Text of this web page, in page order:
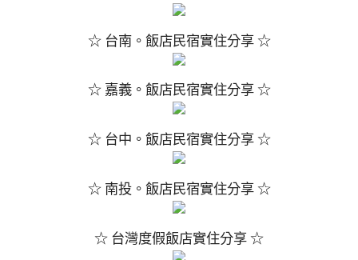
☆ 台南。飯店民宿實住分享 ☆
☆ 嘉義。飯店民宿實住分享 ☆
☆ 台中。飯店民宿實住分享 ☆
☆ 南投。飯店民宿實住分享 ☆
☆ 台灣度假飯店實住分享 ☆